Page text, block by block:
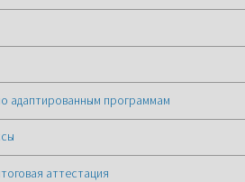
адаптированным программам
аттестация